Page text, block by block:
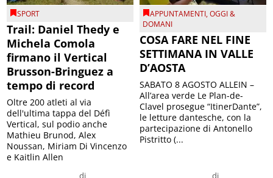
SPORT
Trail: Daniel Thedy e
Michela Comola
firmano il Vertical
Brusson-Bringuez a
tempo di record
di
Oltre 200 atleti al via
dell'ultima tappa del Défì
Vertical, sul podio anche
Mathieu Brunod, Alex
Noussan, Miriam Di Vincenzo
e Kaitlin Allen
APPUNTAMENTI,OGGI &
DOMANI
COSA FARE NEL FINE
SETTIMANA IN VALLE
D’AOSTA
di
SABATO 8 AGOSTO ALLEIN –
All’area verde Le Plan-de-
Clavel prosegue “ItinerDante”,
le letture dantesche, con la
partecipazione di Antonello
Pistritto (...